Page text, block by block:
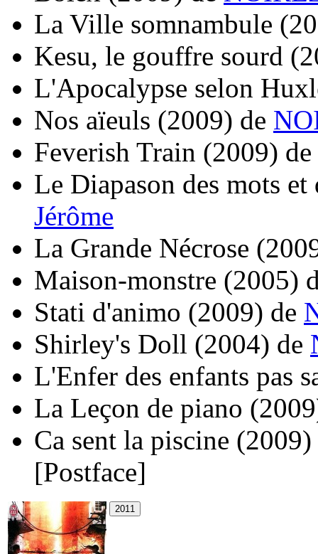
La Ville somnambule
Kesu, le gouffre sourd
L'Apocalypse selon
Nos aïeuls (2009) de
Feverish Train (2009) de
Le Diapason des mots et
Jérôme
La Grande Nécrose
Maison-monstre (2005)
Stati d'animo (2009) de
Shirley's Doll (2004) de
L'Enfer des enfants pas
La Leçon de piano
Ca sent la piscine (2009)
[Postface]